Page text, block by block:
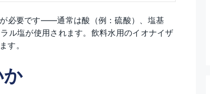
が必要です——通常は酸（例：硫酸）、塩基
ル塩が使用されます。飲料水用のイオナイザ
す。
か